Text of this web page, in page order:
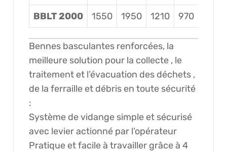
BBLT 2000 1550 1950 1210 970
Bennes basculantes renforcées, la
meilleure solution pour la collecte , le
traitement et l’évacuation des déchets ,
de la ferraille et débris en toute sécurité
:
Système de vidange simple et sécurisé
avec levier actionné par l’opérateur
Pratique et facile à travailler grâce à 4